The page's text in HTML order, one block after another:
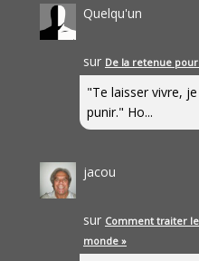
Quelqu'un
sur De la retenue pour
"Te laisser vivre,
punir." Ho...
jacou
sur Comment traiter le
monde »